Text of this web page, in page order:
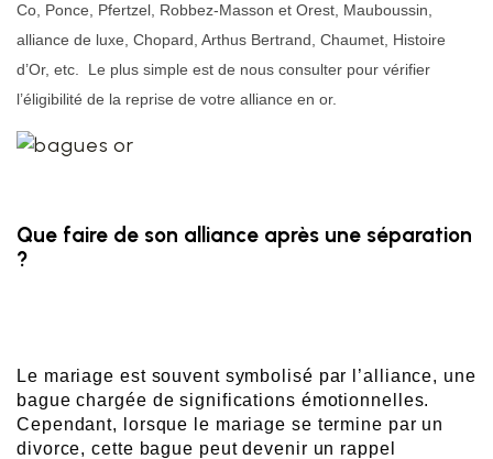
Co, Ponce, Pfertzel, Robbez-Masson et Orest, Mauboussin,
alliance de luxe, Chopard, Arthus Bertrand, Chaumet, Histoire
d’Or, etc. Le plus simple est de nous consulter pour vérifier
l’éligibilité de la reprise de votre alliance en or.
Que faire de son alliance après une séparation
?
Le mariage est souvent symbolisé par l’alliance, une
bague chargée de significations émotionnelles.
Cependant, lorsque le mariage se termine par un
divorce, cette bague peut devenir un rappel